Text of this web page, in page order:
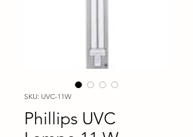
SKU: UVC-11W
Phillips UVC